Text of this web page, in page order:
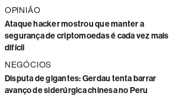
OPINIÃO
Ataque hacker mostrou que manter a
segurança de criptomoedas é cada vez mais
difícil
NEGÓCIOS
Disputa de gigantes: Gerdau tenta barrar
avanço de siderúrgica chinesa no Peru